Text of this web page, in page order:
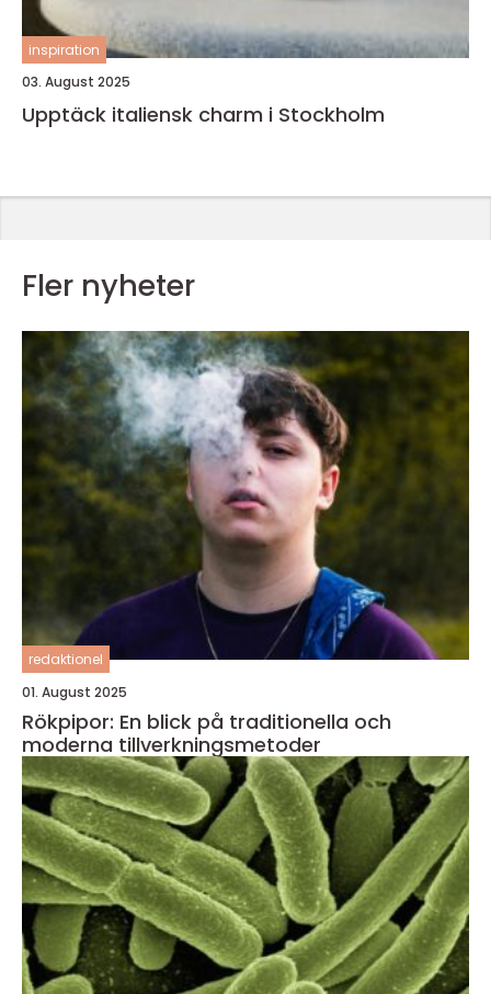
inspiration
03. August 2025
Upptäck italiensk charm i Stockholm
Fler nyheter
redaktionel
01. August 2025
Rökpipor: En blick på traditionella och
moderna tillverkningsmetoder